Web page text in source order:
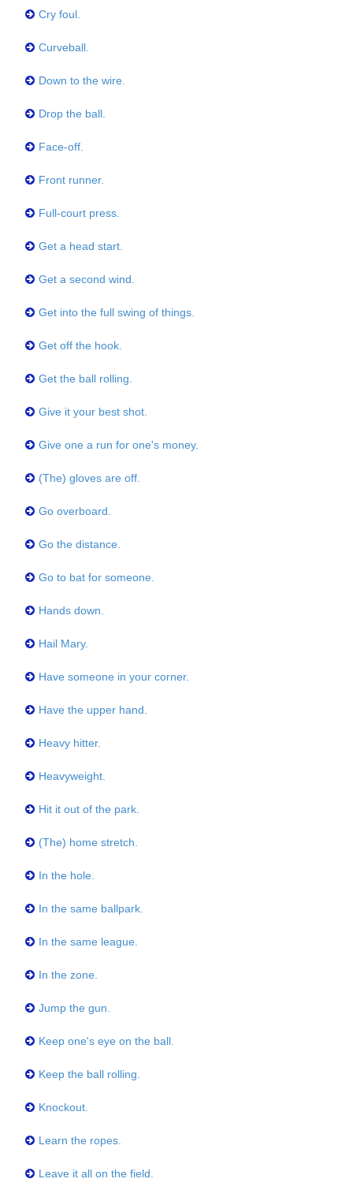
Cry foul.
Curveball.
Down to the wire.
Drop the ball.
Face-off.
Front runner.
Full-court press.
Get a head start.
Get a second wind.
Get into the full swing of things.
Get off the hook.
Get the ball rolling.
Give it your best shot.
Give one a run for one's money.
(The) gloves are off.
Go overboard.
Go the distance.
Go to bat for someone.
Hands down.
Hail Mary.
Have someone in your corner.
Have the upper hand.
Heavy hitter.
Heavyweight.
Hit it out of the park.
(The) home stretch.
In the hole.
In the same ballpark.
In the same league.
In the zone.
Jump the gun.
Keep one's eye on the ball.
Keep the ball rolling.
Knockout.
Learn the ropes.
Leave it all on the field.